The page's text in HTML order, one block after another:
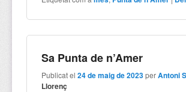
Sa Punta de n’Amer
Publicat el24 de maig de 2023 perAntoni
Llorenç